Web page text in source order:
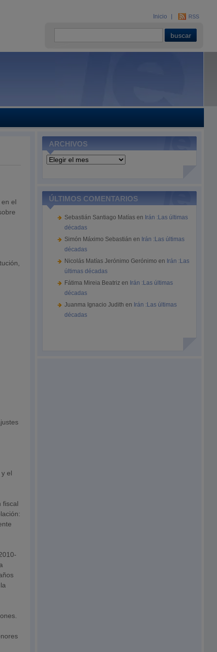
Inicio RSS
el
el
fiscal
ARCHIVOS
Archivos
ÚLTIMOS COMENTARIOS
Sebastián Santiago Matías en Irán :Las últimas
décadas
Simón Máximo Sebastián en Irán :Las últimas
décadas
Nicolás Matías Jerónimo Gerónimo en Irán :Las
últimas décadas
Fátima Mireia Beatriz en Irán :Las últimas
décadas
Juanma Ignacio Judith en Irán :Las últimas
décadas